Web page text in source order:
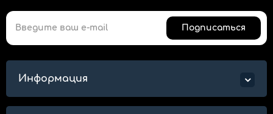
Подписаться
Информация